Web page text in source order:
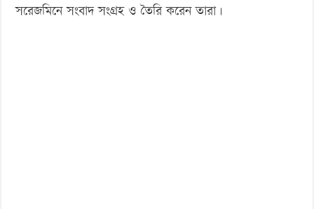
সরেজমিনে সংবাদ সংগ্রহ ও তৈরি করেন তারা।